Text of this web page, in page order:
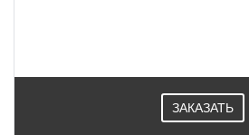
ЗАКАЗАТЬ